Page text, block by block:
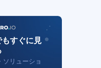
すぐに見
ソリューショ